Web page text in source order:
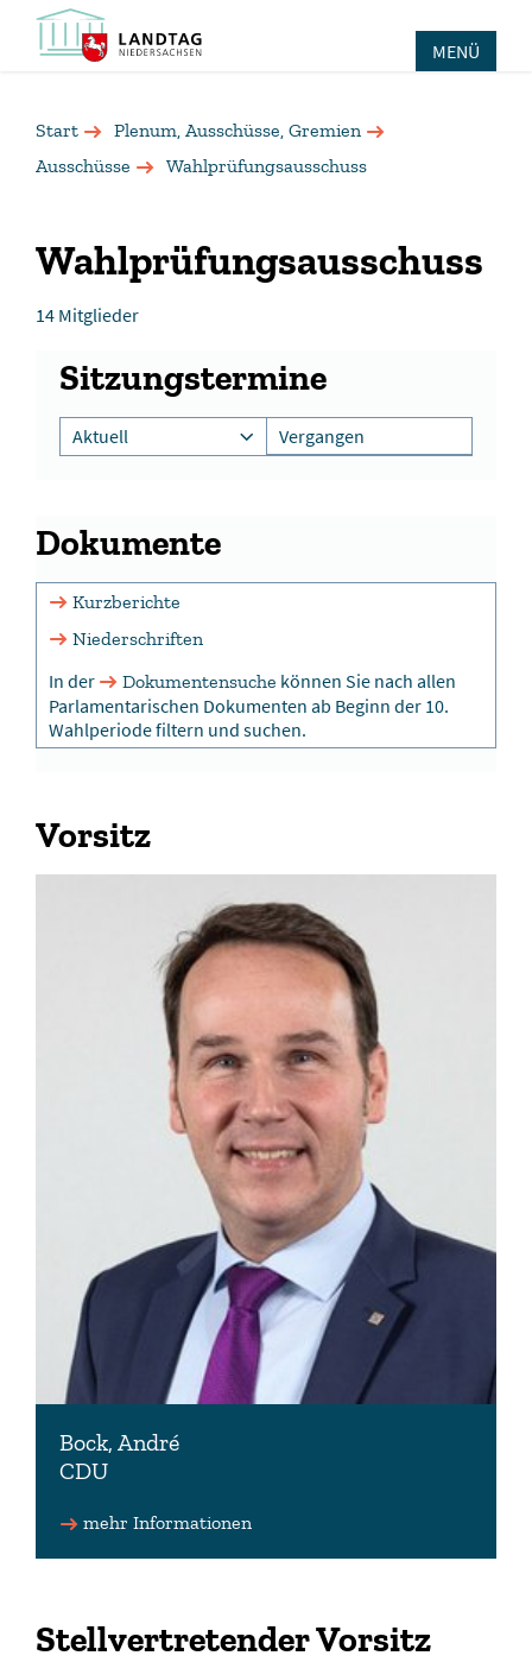
MENÜ
Start
Plenum, Ausschüsse, Gremien
Ausschüsse
Wahlprüfungsausschuss
Wahlprüfungsausschuss
14 Mitglieder
Vorsitz
Bock, André
CDU
mehr Informationen
Sitzungstermine
Aktuell Vergangen
Dokumente
Kurzberichte
Niederschriften
In der Dokumentensuche können Sie nach allen
Parlamentarischen Dokumenten ab Beginn der 10.
Wahlperiode filtern und suchen.
Stellvertretender Vorsitz